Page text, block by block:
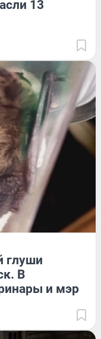
13
глуши
В
и мэр